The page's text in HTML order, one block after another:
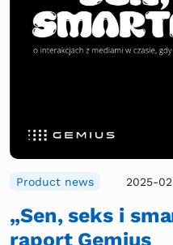
Product news 2025-
„Sen, seks i
raport Gemius